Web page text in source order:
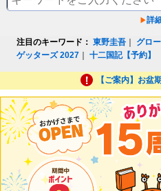
詳
注目のキーワード： 東野圭吾 グロ
ゲッターズ 2027 ｜十二国記【予約】
【ご案内】お盆